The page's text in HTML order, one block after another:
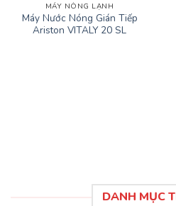
MÁY NÓNG LẠNH
Máy Nước Nóng Gián Tiếp
Ariston VITALY 20 SL
DANH MỤC